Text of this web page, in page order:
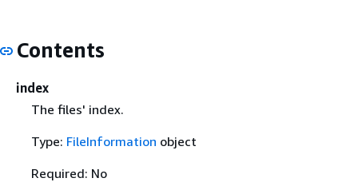
Contents
index
The files' index.
Type: FileInformation object
Required: No